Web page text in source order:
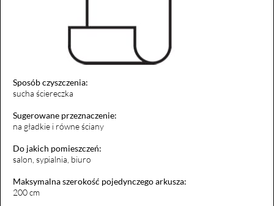
Sposób czyszczenia:
sucha ściereczka
Sugerowane przeznaczenie:
na gładkie i równe ściany
Do jakich pomieszczeń:
salon, sypialnia, biuro
Maksymalna szerokość pojedynczego arkusza:
200 cm